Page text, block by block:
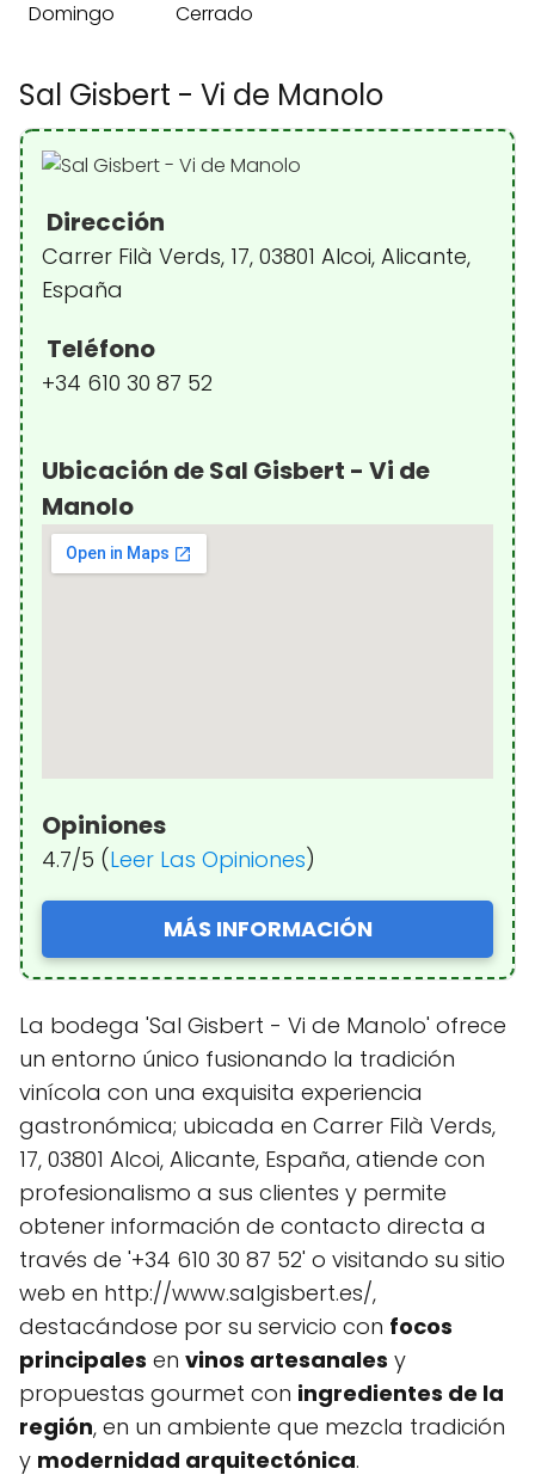
Domingo Cerrado
Sal Gisbert - Vi de Manolo
Dirección
Carrer Filà Verds, 17, 03801 Alcoi, Alicante,
España
Teléfono
+34 610 30 87 52
Ubicación de Sal Gisbert - Vi de
Manolo
Opiniones
4.7/5 (Leer Las Opiniones)
MÁS INFORMACIÓN
La bodega 'Sal Gisbert - Vi de Manolo' ofrece
un entorno único fusionando la tradición
vinícola con una exquisita experiencia
gastronómica; ubicada en Carrer Filà Verds,
17, 03801 Alcoi, Alicante, España, atiende con
profesionalismo a sus clientes y permite
obtener información de contacto directa a
través de '+34 610 30 87 52' o visitando su sitio
web en http://www.salgisbert.es/,
destacándose por su servicio con focos
principales en vinos artesanales y
propuestas gourmet con ingredientes de la
región, en un ambiente que mezcla tradición
y modernidad arquitectónica.